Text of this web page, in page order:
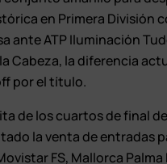
en Primera División
ante ATP Iluminación
Cabeza, la diferencia
por el título.
de los cuartos de final
la venta de entradas
FS, Mallorca